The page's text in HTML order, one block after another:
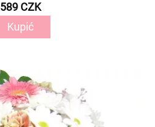
589 CZK
Kupić